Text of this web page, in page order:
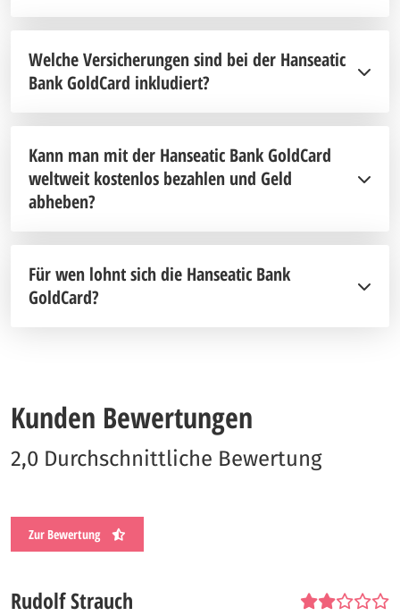
Welche Versicherungen sind bei der Hanseatic
Bank GoldCard inkludiert?
Kann man mit der Hanseatic Bank GoldCard
weltweit kostenlos bezahlen und Geld
abheben?
Für wen lohnt sich die Hanseatic Bank
GoldCard?
Kunden Bewertungen
2,0 Durchschnittliche Bewertung
Zur Bewertung
Rudolf Strauch